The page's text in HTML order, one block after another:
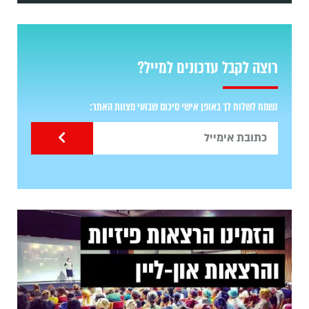
רוצה לקבל עדכונים למייל?
נשמח לשלוח לך באופן אישי סיכום שבועי מצוות האתר: